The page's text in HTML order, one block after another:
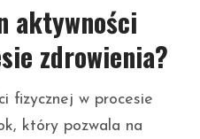
aktywności
zdrowienia?
fizycznej w procesie
który pozwala na